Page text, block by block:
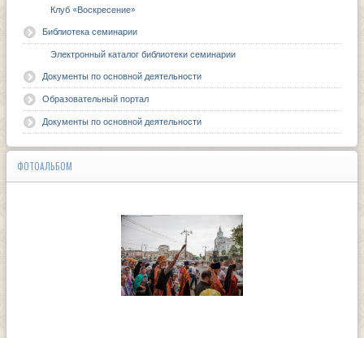
Клуб «Воскресение»
Библиотека семинарии
Электронный каталог библиотеки семинарии
Документы по основной деятельности
Образовательный портал
Документы по основной деятельности
ФОТОАЛЬБОМ